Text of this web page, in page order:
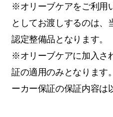
※オリーブケアをご利用
としてお渡しするのは、
認定整備品となります。
※オリーブケアに加入さ
証の適用のみとなります
ーカー保証の保証内容は